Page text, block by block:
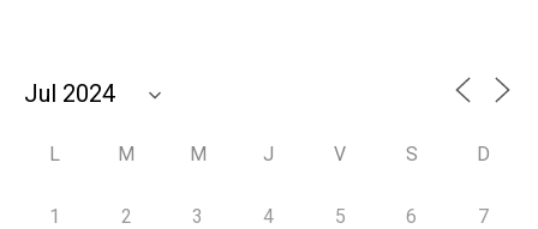
L M M J V S D
1 2 3 4 5 6 7